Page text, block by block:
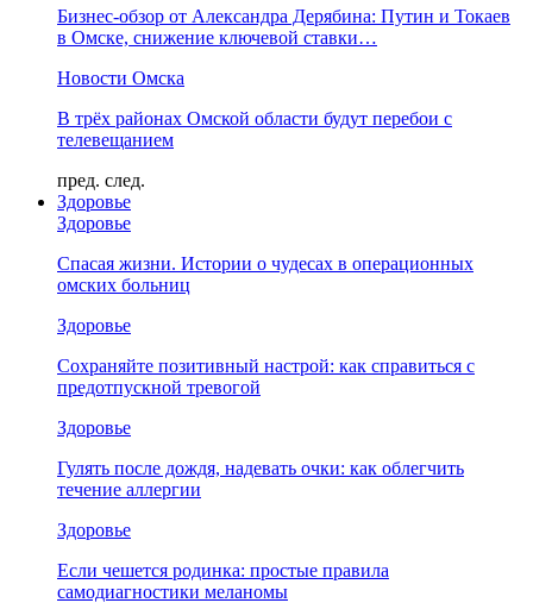
Бизнес-обзор от Александра Дерябина: Путин и Токаев
в Омске, снижение ключевой ставки…
Новости Омска
В трёх районах Омской области будут перебои с
телевещанием
пред. след.
Здоровье
Здоровье
Спасая жизни. Истории о чудесах в операционных
омских больниц
Здоровье
Сохраняйте позитивный настрой: как справиться с
предотпускной тревогой
Здоровье
Гулять после дождя, надевать очки: как облегчить
течение аллергии
Здоровье
Если чешется родинка: простые правила
самодиагностики меланомы